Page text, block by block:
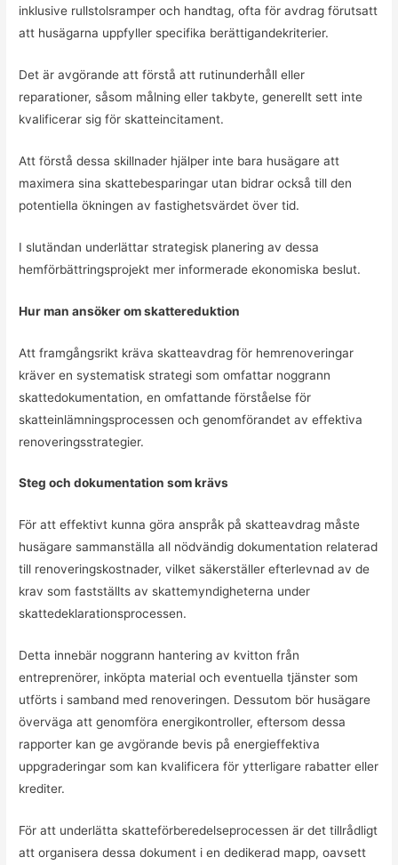
inklusive rullstolsramper och handtag, ofta för avdrag förutsatt
att husägarna uppfyller specifika berättigandekriterier.
Det är avgörande att förstå att rutinunderhåll eller
reparationer, såsom målning eller takbyte, generellt sett inte
kvalificerar sig för skatteincitament.
Att förstå dessa skillnader hjälper inte bara husägare att
maximera sina skattebesparingar utan bidrar också till den
potentiella ökningen av fastighetsvärdet över tid.
I slutändan underlättar strategisk planering av dessa
hemförbättringsprojekt mer informerade ekonomiska beslut.
Hur man ansöker om skattereduktion
Att framgångsrikt kräva skatteavdrag för hemrenoveringar
kräver en systematisk strategi som omfattar noggrann
skattedokumentation, en omfattande förståelse för
skatteinlämningsprocessen och genomförandet av effektiva
renoveringsstrategier.
Steg och dokumentation som krävs
För att effektivt kunna göra anspråk på skatteavdrag måste
husägare sammanställa all nödvändig dokumentation relaterad
till renoveringskostnader, vilket säkerställer efterlevnad av de
krav som fastställts av skattemyndigheterna under
skattedeklarationsprocessen.
Detta innebär noggrann hantering av kvitton från
entreprenörer, inköpta material och eventuella tjänster som
utförts i samband med renoveringen. Dessutom bör husägare
överväga att genomföra energikontroller, eftersom dessa
rapporter kan ge avgörande bevis på energieffektiva
uppgraderingar som kan kvalificera för ytterligare rabatter eller
krediter.
För att underlätta skatteförberedelseprocessen är det tillrådligt
att organisera dessa dokument i en dedikerad mapp, oavsett